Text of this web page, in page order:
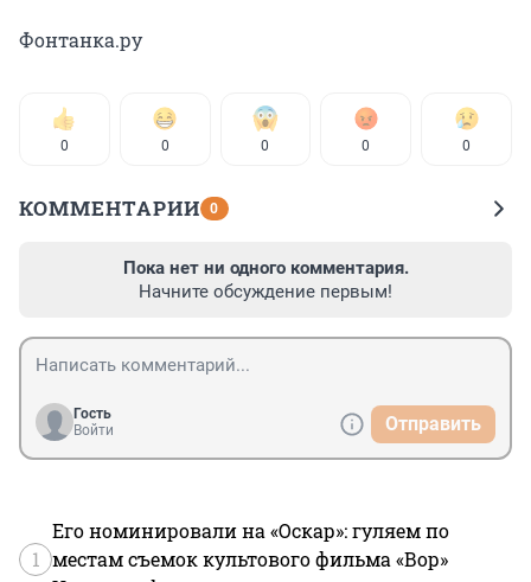
Фонтанка.ру
0 0 0 0 0
КОММЕНТАРИИ 0
Пока нет ни одного комментария.
Начните обсуждение первым!
Гость
Войти
Отправить
1
Его номинировали на «Оскар»: гуляем по
местам съемок культового фильма «Вор»